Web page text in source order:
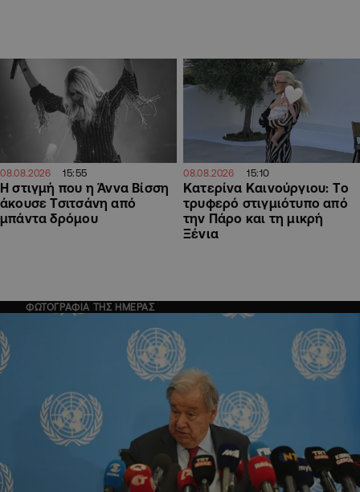
08.08.2026 15:55
H στιγμή που η Άννα Βίσση
άκουσε Τσιτσάνη από
μπάντα δρόμου
08.08.2026 15:10
Κατερίνα Καινούργιου: Tο
τρυφερό στιγμιότυπο από
την Πάρο και τη μικρή
Ξένια
ΦΩΤΟΓΡΑΦΙΑ ΤΗΣ ΗΜΕΡΑΣ